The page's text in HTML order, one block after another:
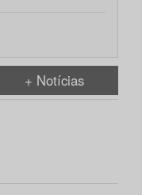
+ Notícias